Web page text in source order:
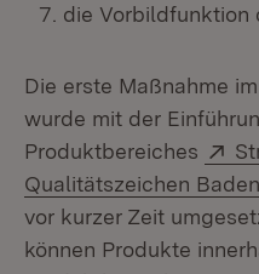
die Vorbildfunktion
Die erste Maßnahme
wurde mit der
Produktbereiches
Qualitätszeichen
vor kurzer Zeit
können Produkte